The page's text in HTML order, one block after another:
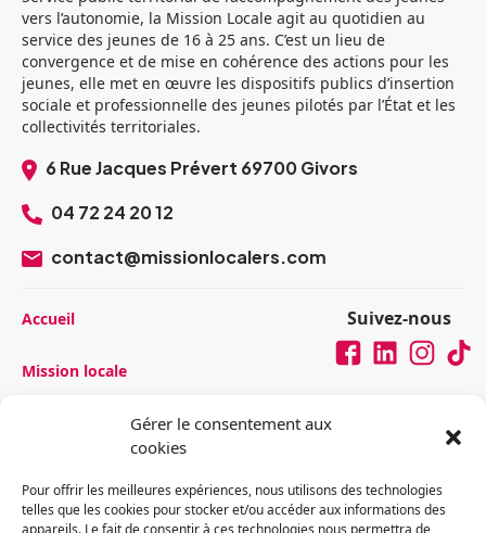
Gérer le consentement aux
cookies
Pour offrir les meilleures expériences, nous utilisons des technologies
telles que les cookies pour stocker et/ou accéder aux informations des
appareils. Le fait de consentir à ces technologies nous permettra de
vers l’autonomie, la Mission Locale agit au quotidien au
service des jeunes de 16 à 25 ans. C’est un lieu de
convergence et de mise en cohérence des actions pour les
jeunes, elle met en œuvre les dispositifs publics d’insertion
sociale et professionnelle des jeunes pilotés par l’État et les
collectivités territoriales.
6 Rue Jacques Prévert 69700 Givors
04 72 24 20 12
contact@missionlocalers.com
Accueil
Mission locale
Être accompagné
Suivez-nous